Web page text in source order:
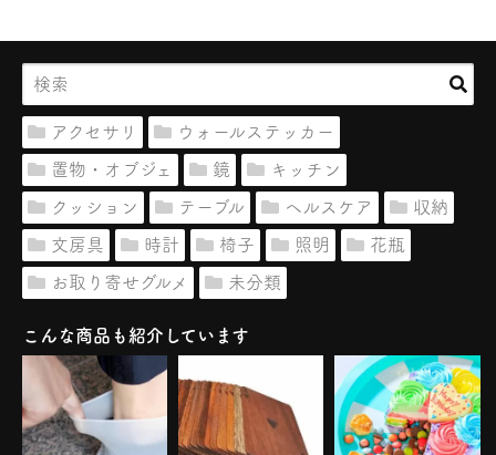
アクセサリ ウォールステッカー
置物・オブジェ 鏡 キッチン
クッション テーブル ヘルスケア 収納
文房具 時計 椅子 照明 花瓶
お取り寄せグルメ 未分類
こんな商品も紹介しています